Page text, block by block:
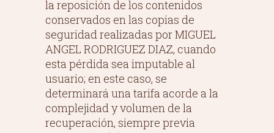
la reposición de los contenidos
conservados en las copias de
seguridad realizadas por MIGUEL
ANGEL RODRIGUEZ DIAZ, cuando
esta pérdida sea imputable al
usuario; en este caso, se
determinará una tarifa acorde a la
complejidad y volumen de la
recuperación, siempre previa